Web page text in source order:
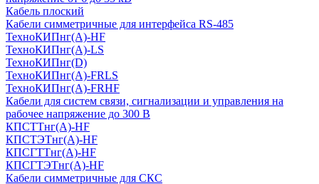
Кабель плоский
Кабели симметричные для интерфейса RS-485
ТеxноКИПнг(A)-HF
ТеxноКИПнг(A)-LS
ТеxноКИПнг(D)
ТехноКИПнг(A)-FRLS
ТехноКИПнг(A)-FRHF
Кабели для систем связи, сигнализации и управления на
рабочее напряжение до 300 В
КПСТТнг(A)-HF
КПСТЭТнг(A)-HF
КПСГТТнг(A)-HF
КПСГТЭТнг(A)-HF
Кабели симметричные для СКС